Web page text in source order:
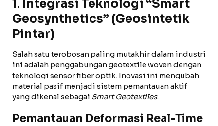
1. Integrasi Teknologi “Smart
Geosynthetics” (Geosintetik
Pintar)
Salah satu terobosan paling mutakhir dalam industri
ini adalah penggabungan geotextile woven dengan
teknologi sensor fiber optik. Inovasi ini mengubah
material pasif menjadi sistem pemantauan aktif
yang dikenal sebagai Smart Geotextiles.
Pemantauan Deformasi Real-Time